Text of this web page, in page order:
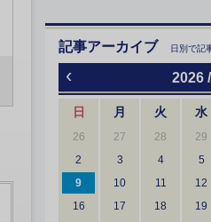
記事アーカイブ 日別で記
‹ 2026
日 月 火 水
26 27 28 29
2
3 4 5
9
10 11 12
16
17 18 19